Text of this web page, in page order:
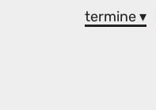
termine ▾